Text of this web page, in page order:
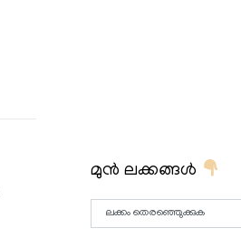
മുൻ ലക്കങ്ങൾ